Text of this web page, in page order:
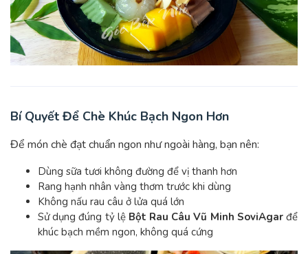
Bí Quyết Để Chè Khúc Bạch Ngon Hơn
Để món chè đạt chuẩn ngon như ngoài hàng, bạn nên:
Dùng sữa tươi không đường để vị thanh hơn
Rang hạnh nhân vàng thơm trước khi dùng
Không nấu rau câu ở lửa quá lớn
Sử dụng đúng tỷ lệ Bột Rau Câu Vũ Minh SoviAgarđể
khúc bạch mềm ngon, không quá cứng